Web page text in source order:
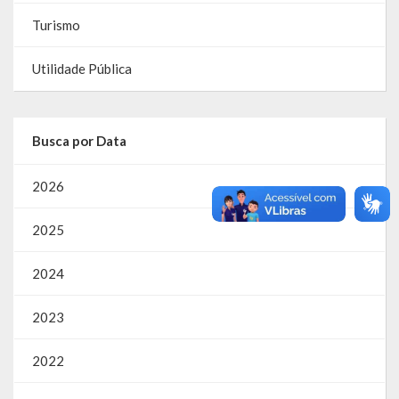
RGF
PPA
LOA
LDO
Turismo
Utilidade Pública
Busca por Data
2026
2025
2024
2023
2022